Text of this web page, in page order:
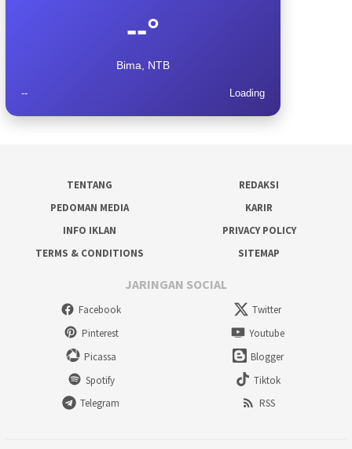
--°
Bima, NTB
-- Loading
TENTANG
REDAKSI
PEDOMAN MEDIA
KARIR
INFO IKLAN
PRIVACY POLICY
TERMS & CONDITIONS
SITEMAP
JARINGAN SOCIAL
Facebook
Twitter
Pinterest
Youtube
Picassa
Blogger
Spotify
Tiktok
Telegram
RSS